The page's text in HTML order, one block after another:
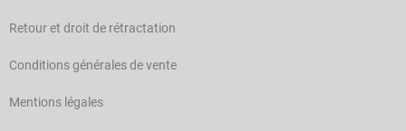
Retour et droit de rétractation
Conditions générales de vente
Mentions légales